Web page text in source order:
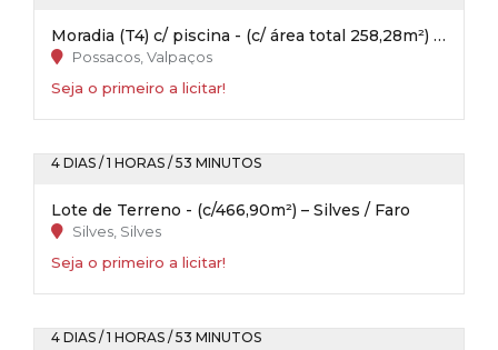
Moradia (T4) c/ piscina - (c/ área total 258,28m²) - Possacos / Valpaços
Possacos, Valpaços
Seja o primeiro a licitar!
4 DIAS / 1 HORAS / 53 MINUTOS
Lote de Terreno - (c/466,90m²) – Silves / Faro
Silves, Silves
Seja o primeiro a licitar!
4 DIAS / 1 HORAS / 53 MINUTOS